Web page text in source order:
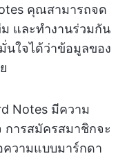
คุณสามารถจด
และทำงานร่วมกัน
นใจได้ว่าข้อมูลของ
Notes มีความ
การสมัครสมาชิกจะ
วามแบบมาร์กดา